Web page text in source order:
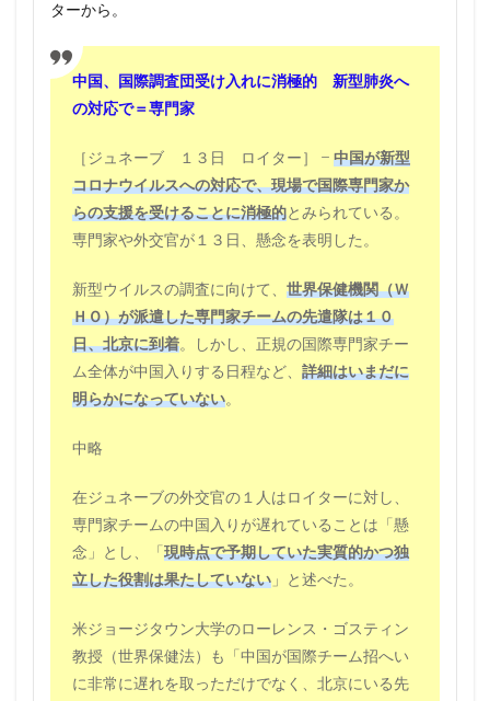
ターから。
中国、国際調査団受け入れに消極的 新型肺炎へ
の対応で＝専門家
［ジュネーブ １３日 ロイター］ – 中国が新型
コロナウイルスへの対応で、現場で国際専門家か
らの支援を受けることに消極的とみられている。
専門家や外交官が１３日、懸念を表明した。
新型ウイルスの調査に向けて、 世界保健機関（Ｗ
ＨＯ）が派遣した専門家チームの先遣隊は１０
日、北京に到着。しかし、正規の国際専門家チー
ム全体が中国入りする日程など、 詳細はいまだに
明らかになっていない。
中略
在ジュネーブの外交官の１人はロイターに対し、
専門家チームの中国入りが遅れていることは「懸
念」とし、「 現時点で予期していた実質的かつ独
立した役割は果たしていない 」と述べた。
米ジョージタウン大学のローレンス・ゴスティン
教授（世界保健法）も「中国が国際チーム招へい
に非常に遅れを取っただけでなく、北京にいる先